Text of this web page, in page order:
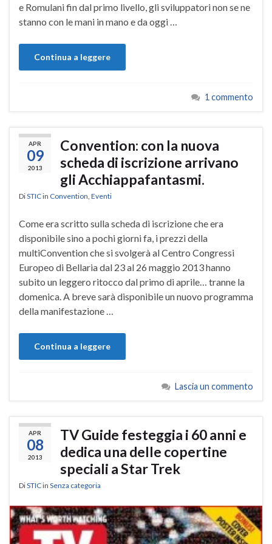
e Romulani fin dal primo livello, gli sviluppatori non se ne
stanno con le mani in mano e da oggi …
Continua a leggere
1 commento
APR
09
2013
Convention: con la nuova
scheda di iscrizione arrivano
gli Acchiappafantasmi.
DiSTICin Convention Eventi
Come era scritto sulla scheda di iscrizione che era
disponibile sino a pochi giorni fa, i prezzi della
multiConvention che si svolgerà al Centro Congressi
Europeo di Bellaria dal 23 al 26 maggio 2013 hanno
subito un leggero ritocco dal primo di aprile… tranne la
domenica. A breve sarà disponibile un nuovo programma
della manifestazione …
Continua a leggere
Lascia un commento
APR
08
2013
TV Guide festeggia i 60 anni e
dedica una delle copertine
speciali a Star Trek
DiSTICin Senza categoria